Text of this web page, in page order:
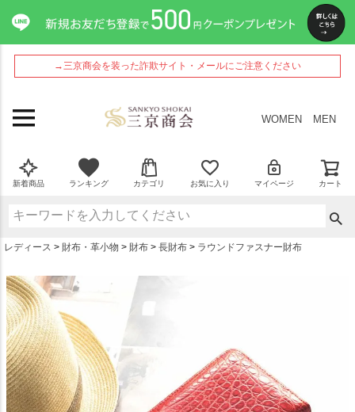
→三京商会を装った詐欺サイト・メールにご注意ください
WOMEN MEN
新着商品 ランキング カテゴリ お気に入り マイページ カート
レディース 財布・革小物 財布 長財布 ラウンドファスナー財布
ペー
ジト
ップ
へ